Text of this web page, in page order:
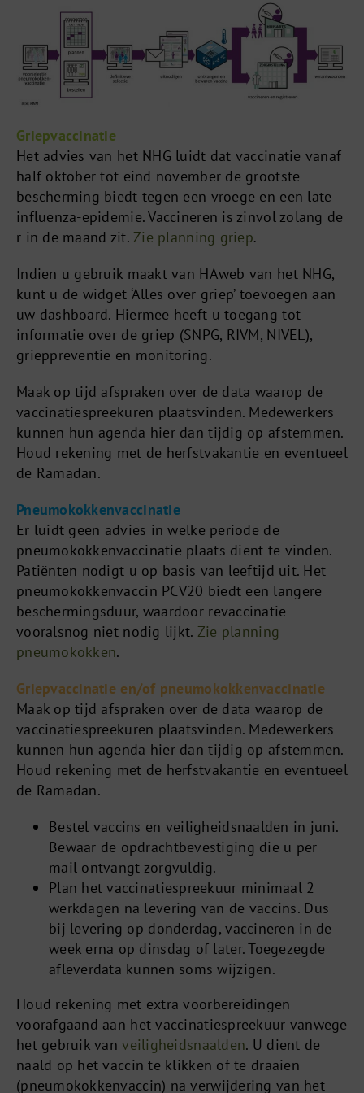
Griepvaccinatie
Het advies van het NHG luidt dat vaccinatie vanaf
half oktober tot eind november de grootste
bescherming biedt tegen een vroege en een late
influenza-epidemie. Vaccineren is zinvol zolang de
r in de maand zit. Zie planning griep.
Indien u gebruik maakt van HAweb van het NHG,
kunt u de widget ‘Alles over griep’ toevoegen aan
uw dashboard. Hiermee heeft u toegang tot
informatie over de griep (SNPG, RIVM, NIVEL),
grieppreventie en monitoring.
Maak op tijd afspraken over de data waarop de
vaccinatiespreekuren plaatsvinden. Medewerkers
kunnen hun agenda hier dan tijdig op afstemmen.
Houd rekening met de herfstvakantie en eventueel
de Ramadan.
Pneumokokkenvaccinatie
Er luidt geen advies in welke periode de
pneumokokkenvaccinatie plaats dient te vinden.
Patiënten nodigt u op basis van leeftijd uit. Het
pneumokokkenvaccin PCV20 biedt een langere
beschermingsduur, waardoor revaccinatie
vooralsnog niet nodig lijkt. Zie planning
pneumokokken.
Griepvaccinatie en/of pneumokokkenvaccinatie
Maak op tijd afspraken over de data waarop de
vaccinatiespreekuren plaatsvinden. Medewerkers
kunnen hun agenda hier dan tijdig op afstemmen.
Houd rekening met de herfstvakantie en eventueel
de Ramadan.
Bestel vaccins en veiligheidsnaalden in juni.
Bewaar de opdrachtbevestiging die u per
mail ontvangt zorgvuldig.
Plan het vaccinatiespreekuur minimaal 2
werkdagen na levering van de vaccins. Dus
bij levering op donderdag, vaccineren in de
week erna op dinsdag of later. Toegezegde
afleverdata kunnen soms wijzigen.
Houd rekening met extra voorbereidingen
voorafgaand aan het vaccinatiespreekuur vanwege
het gebruik vanveiligheidsnaalden. U dient de
naald op het vaccin te klikken of te draaien
(pneumokokkenvaccin) na verwijdering van het